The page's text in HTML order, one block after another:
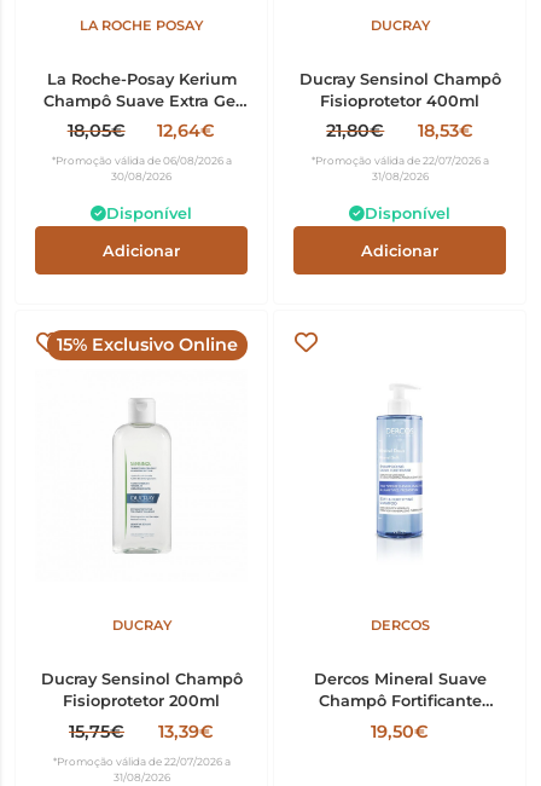
LA ROCHE POSAY
La Roche-Posay Kerium
Champô Suave Extra Gel
400ml
18,05€ 12,64€
*Promoção válida de 06/08/2026 a
30/08/2026
Disponível
Adicionar
DUCRAY
Ducray Sensinol Champô
Fisioprotetor 400ml
21,80€ 18,53€
*Promoção válida de 22/07/2026 a
31/08/2026
Disponível
Adicionar
15% Exclusivo Online
DUCRAY
Ducray Sensinol Champô
Fisioprotetor 200ml
15,75€ 13,39€
*Promoção válida de 22/07/2026 a
31/08/2026
DERCOS
Dercos Mineral Suave
Champô Fortificante
400ml
19,50€